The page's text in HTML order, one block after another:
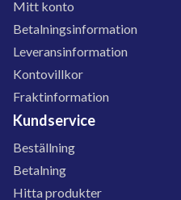
Mitt konto
Betalningsinformation
Leveransinformation
Kontovillkor
Fraktinformation
Kundservice
Beställning
Betalning
Hitta produkter